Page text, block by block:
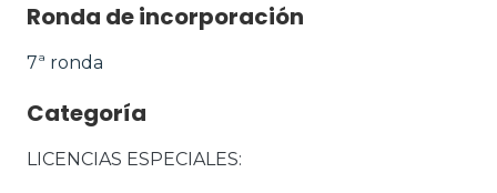
Ronda de incorporación
7ª ronda
Categoría
LICENCIAS ESPECIALES